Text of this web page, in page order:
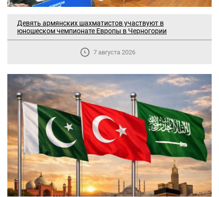
Девять армянских шахматистов участвуют в
юношеском чемпионате Европы в Черногории
7 августа 2026